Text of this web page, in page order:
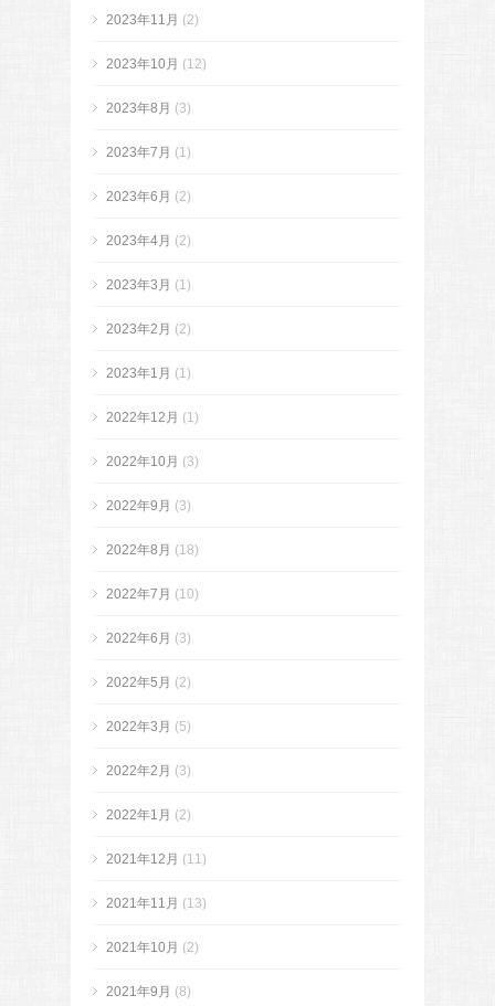
2023年11月 (2)
2023年10月 (12)
2023年8月 (3)
2023年7月 (1)
2023年6月 (2)
2023年4月 (2)
2023年3月 (1)
2023年2月 (2)
2023年1月 (1)
2022年12月 (1)
2022年10月 (3)
2022年9月 (3)
2022年8月 (18)
2022年7月 (10)
2022年6月 (3)
2022年5月 (2)
2022年3月 (5)
2022年2月 (3)
2022年1月 (2)
2021年12月 (11)
2021年11月 (13)
2021年10月 (2)
2021年9月 (8)